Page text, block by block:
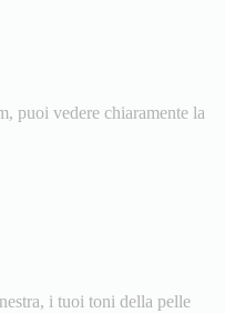
puoi vedere chiaramente la
i tuoi toni della pelle